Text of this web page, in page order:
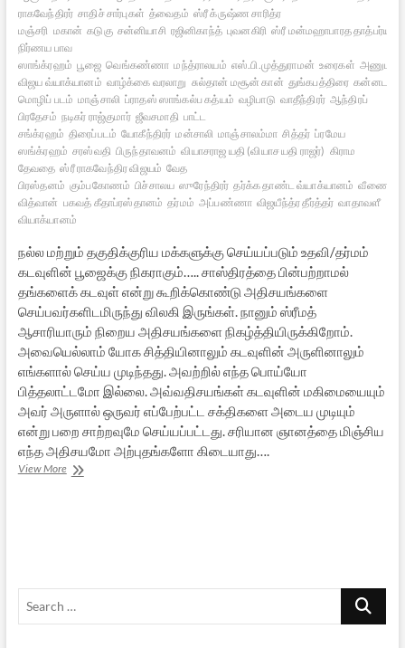
ராகவேந்திரர் சாதிச் சார்புகள் த்வைதம் ஸ்ரீ க்ருஷ்ண சாரித்ர
மஞ்சரி மகான் கடுகு சன்னியாசி ரஜினிகாந்த் புவனகிரி ஸ்ரீ மன்மஹாபாரத தாத்பர்ய
நிர்ணய பாவ
ஸாங்க்ரஹம் பூஜை வெங்கண்ணா மந்த்ராலயம் எஸ்.பி.முத்துராமன் உரைகள்
விஜய வ்யாக்யானம் வாழ்க்கை வரலாறு சுல்தான் மசூன் கான் துங்கபத்திரை கன்னட
மொழிப் படம் மாஞ்சாலி ப்ராதஸ் ஸாங்கல்ப கத்யம் வழிபாடு வாதீந்திரர் ஆந்திரப்
பிரதேசம் நடிகர் ராஜ்குமார் ஜீவசமாதி பாட்ட
சங்க்ரஹம் திரைப்படம் யோகீந்திரர் மன்சாலி மாஞ்சாலம்மா சித்தர் ப்ரமேய
ஸங்க்ரஹம் சரஸ்வதி பிருந்தாவனம் வியாசராஜ யதி (வியாச யதி ராஜர்) கிராம
தேவதை ஸ்ரீ ராகவேந்திர விஜயம் வேத
பிரஸ்தனம் கும்பகோணம் பிச்சாலய ஸுரேந்திரர் தர்க்க தாண்ட வ்யாக்யானம் வீணை
வித்வான் பகவத் கீதாப்ரஸ்தானம் தர்மம் அப்பண்ணா விஜயீந்த்ர தீர்த்தர் வாதாவளீ
வியாக்யானம்
நல்ல மற்றும் தகுதிக்குரிய மக்களுக்கு செய்யப்படும் உதவி/தர்மம்
கடவுளின் பூஜைக்கு நிகராகும்….. சாஸ்திரத்தை பின்பற்றாமல்
தங்களைக் கடவுள் என்று கூறிக்கொண்டு அதிசயங்களை
செய்பவர்களிடமிருந்து விலகி இருங்கள். நானும் ஸ்ரீமத்
ஆசாரியாரும் நிறைய அதிசயங்களை நிகழ்த்தியிருக்கிறோம்.
அவையெல்லாம் யோக சித்தியினாலும் கடவுளின் அருளினாலும்
எங்களால் செய்ய முடிந்தது. அவற்றில் எந்த பொய்யோ
பித்தலாட்டமோ இல்லை. அவ்வதிசயங்கள் கடவுளின் மகிமையையும்
அவர் அருளால் ஒருவர் எப்பேற்பட்ட சக்திகளை அடைய முடியும்
என்று பறை சாற்றவுமே செய்யப்பட்டது. சரியான ஞானத்தை மிஞ்சிய
எந்த அதிசயமோ அற்புதங்களோ கிடையாது….
View Moreஸ்ரீ
Search